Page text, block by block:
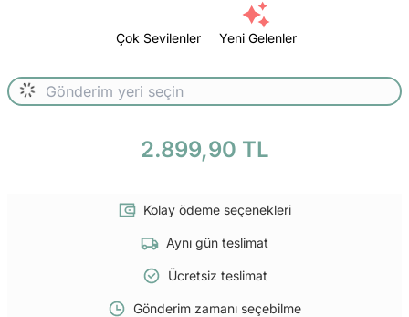
Çok Sevilenler Yeni Gelenler
2.899,90 TL
Kolay ödeme seçenekleri
Aynı gün teslimat
Ücretsiz teslimat
Gönderim zamanı seçebilme